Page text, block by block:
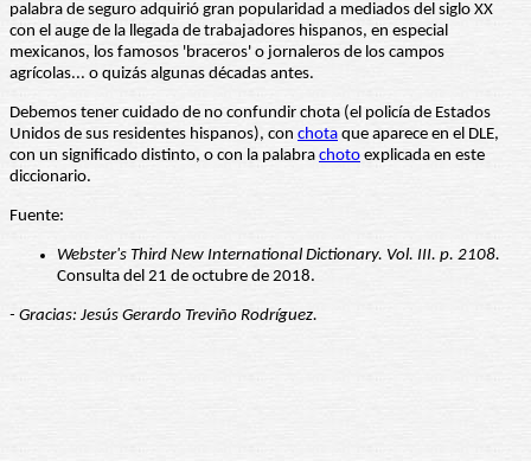
palabra de seguro adquirió gran popularidad a mediados del siglo XX
con el auge de la llegada de trabajadores hispanos, en especial
mexicanos, los famosos 'braceros' o jornaleros de los campos
agrícolas... o quizás algunas décadas antes.
Debemos tener cuidado de no confundir chota (el policía de Estados
Unidos de sus residentes hispanos), con chota que aparece en el DLE,
con un significado distinto, o con la palabra choto explicada en este
diccionario.
Fuente:
Webster's Third New International Dictionary. Vol. III. p. 2108.
Consulta del 21 de octubre de 2018.
- Gracias: Jesús Gerardo Treviño Rodríguez.